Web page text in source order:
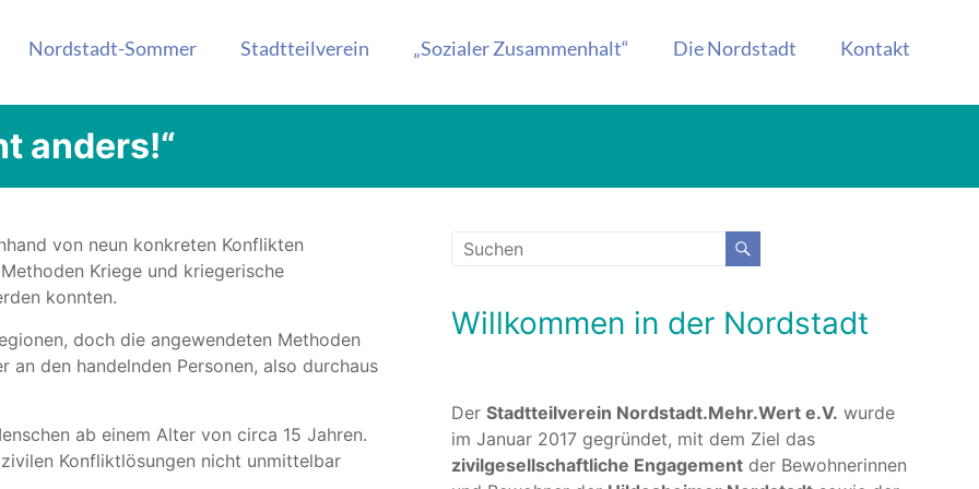
e.V.
Nordstadt-Sommer Stadtteilverein „Sozialer Zusammenhalt“ Die Nordstadt Kontakt
anders!“
von neun konkreten Konflikten
Kriege und kriegerische
konnten.
doch die angewendeten Methoden
den handelnden Personen, also durchaus
ab einem Alter von circa 15 Jahren.
Konflikt­lösungen nicht unmittelbar
Willkommen in der Nordstadt
Der Stadtteilverein Nordstadt.Mehr.Wert e.V. wurde
im Januar 2017 gegründet, mit dem Ziel das
zivilgesellschaftliche Engagement der Bewohnerinnen